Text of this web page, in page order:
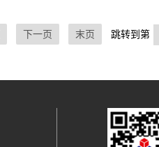
下一页 末页 跳转到第